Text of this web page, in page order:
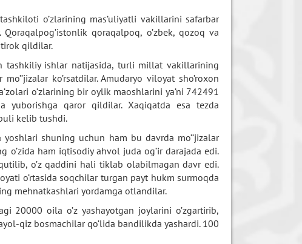
o’zlarining mas’uliyatli vakillarini safarbar
qoraqalpoq, o’zbek, qozoq va
qildilar.
tashkiliy ishlar natijasida, turli millat vakillarining
ko’rsatdilar. Amudaryo viloyat sho’roxon
o’zlarining bir oylik maoshlarini ya’ni 742491
yuborishga qaror qildilar. Xaqiqatda esa tezda
kelib tushdi.
shuning uchun ham bu davrda mo’’jizalar
o’zida ham iqtisodiy ahvol juda og’ir darajada edi.
o’z qaddini hali tiklab olabilmagan davr edi.
o’rtasida soqchilar turgan payt hukm surmoqda
mehnatkashlari yordamga otlandilar.
20000 oila o’z yashayotgan joylarini o’zgartirib,
qiz bosmachilar qo’lida bandilikda yashardi. 100